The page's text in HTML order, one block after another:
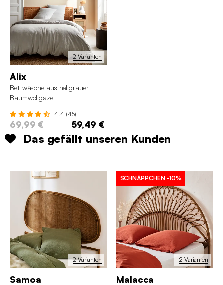
2 Varianten
Alix
Bettwäsche aus hellgrauer
Baumwollgaze
4.4 (45)
69,99 € 59,49 €
Das gefällt unseren Kunden
2 Varianten
Samoa
2 Varianten
SCHNÄPPCHEN -10%
Malacca